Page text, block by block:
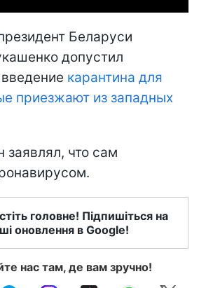
Беларуси
допустил
карантина для
приезжают из западных
заявлял, что сам
головне! Підпишіться на
оновлення в Google!
нас там, де вам зручно!